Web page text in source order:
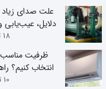
علت صدای
دلایل،
18 تیر 1405
ظرفیت مناسب
10 تیر 1405